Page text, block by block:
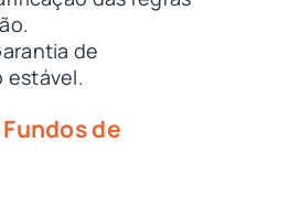
de
estável.
de